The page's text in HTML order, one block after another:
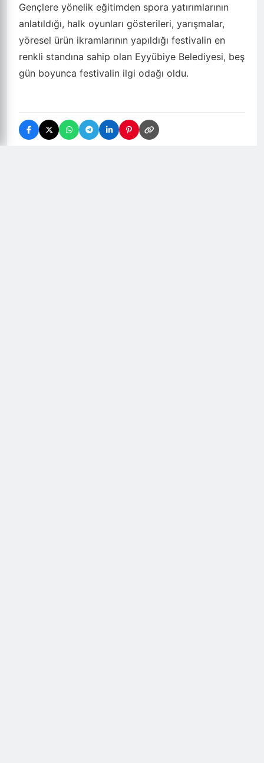
Gençlere yönelik eğitimden spora yatırımlarının
anlatıldığı, halk oyunları gösterileri, yarışmalar,
yöresel ürün ikramlarının yapıldığı festivalin en
renkli standına sahip olan Eyyübiye Belediyesi, beş
gün boyunca festivalin ilgi odağı oldu.